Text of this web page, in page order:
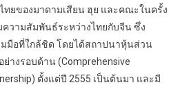
ทยของมาดามเสียน ฮุย และคณะในครั้ง
ความสัมพันธ์ระหว่างไทยกับจีน ซึ่ง
มือที่ใกล้ชิด โดยได้สถาปนาหุ้นส่วน
างรอบด้าน (Comprehensive
ตั้งแต่ปี 2555 เป็นต้นมา และมี